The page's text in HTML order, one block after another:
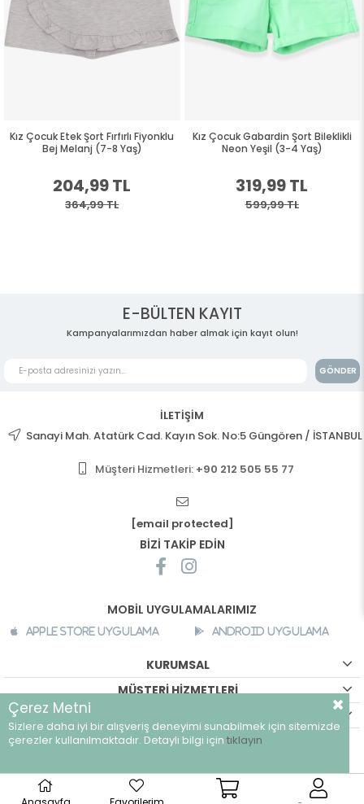
Kız Çocuk Etek Şort Fırfırlı Fiyonklu
Bej Melanj (7-8 Yaş)
204,99 TL
364,99 TL
Kız Çocuk Gabardin Şort Bileklikli
Neon Yeşil (3-4 Yaş)
319,99 TL
599,99 TL
E-BÜLTEN KAYIT
Kampanyalarımızdan haber almak için kayıt olun!
GÖNDER
İLETİŞİM
Sanayi Mah. Atatürk Cad. Kayın Sok. No:5 Güngören / İSTANBUL
Müşteri Hizmetleri: +90 212 505 55 77
[email protected]
BİZİ TAKİP EDİN
MOBİL UYGULAMALARIMIZ
Apple Store Uygulama Android Uygulama
KURUMSAL
MÜŞTERİ HİZMETLERİ
©breeze.com.tr - Tüm hakları saklıdır.
Çerez Metni
Sizlere daha iyi bir alışveriş deneyimi sunabilmek için sitemizde
çerezler kullanılmaktadır. Detaylı bilgi için tıklayın